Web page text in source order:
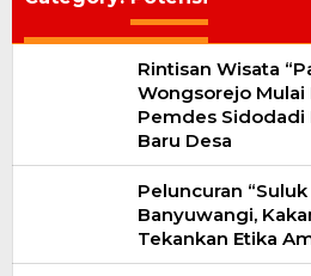
Rintisan Wisata
Wongsorejo Mulai
Pemdes Sidodadi
Baru Desa
Peluncuran
Banyuwangi,
Tekankan Etika